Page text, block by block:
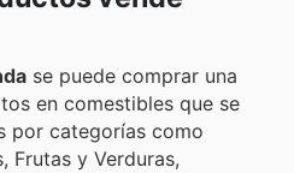
se puede comprar una
en comestibles que se
por categorías como
Frutas y Verduras,